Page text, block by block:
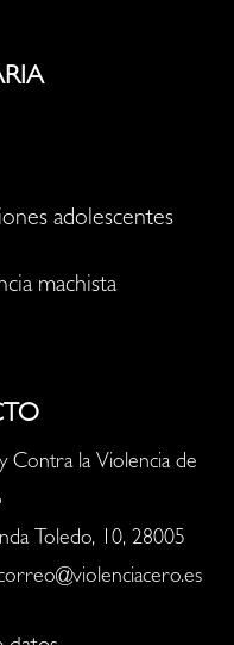
adolescentes
machista
Contra la Violencia de
Toledo, 10, 28005